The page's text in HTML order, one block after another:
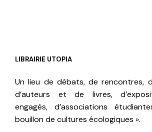
LIBRAIRIE UTOPIA
Un lieu de débats, de rencontres,
d’auteurs et de livres,
engagés, d’associations
bouillon de cultures écologiques ».